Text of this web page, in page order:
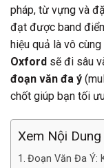
pháp, từ vựng và
đạt được band
hiệu quả là vô
Oxford sẽ đi sâu
đoạn văn đa ý
chốt giúp bạn tối
Xem Nội
Đoạn Văn Đa Ý: